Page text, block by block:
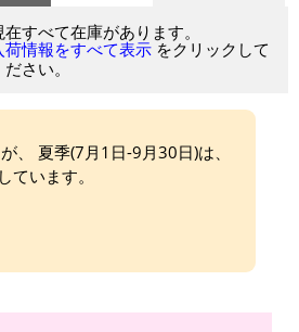
在すべて在庫があります。
荷情報をすべて表示 をクリックして
さい。
、 夏季(7月1日-9月30日)は、
います。